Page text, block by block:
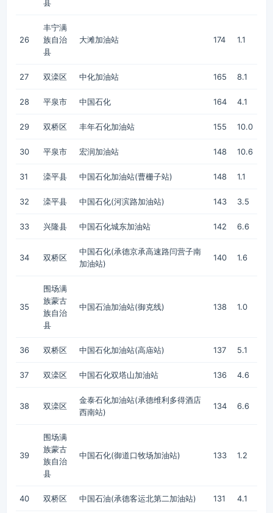
县
26
丰宁满
族自治
县
大滩加油站 174 1.1
27 双滦区 中化加油站 165 8.1
28 平泉市 中国石化 164 4.1
29 双桥区 丰年石化加油站 155 10.0
30 平泉市 宏润加油站 148 10.6
31 滦平县 中国石化加油站(曹栅子站) 148 1.1
32 滦平县 中国石化(河滨路加油站) 143 3.5
33 兴隆县 中国石化城东加油站 142 6.6
34 双桥区
中国石化(承德京承高速路闫营子南
加油站)
140 1.6
35
围场满
族蒙古
族自治
县
中国石油加油站(御克线) 138 1.0
36 双桥区 中国石化加油站(高庙站) 137 5.1
37 双滦区 中国石化双塔山加油站 136 4.6
38 双滦区
金泰石化加油站(承德维利多得酒店
西南站)
134 6.6
39
围场满
族蒙古
族自治
县
中国石化(御道口牧场加油站) 133 1.2
40 双桥区 中国石油(承德客运北第二加油站) 131 4.1